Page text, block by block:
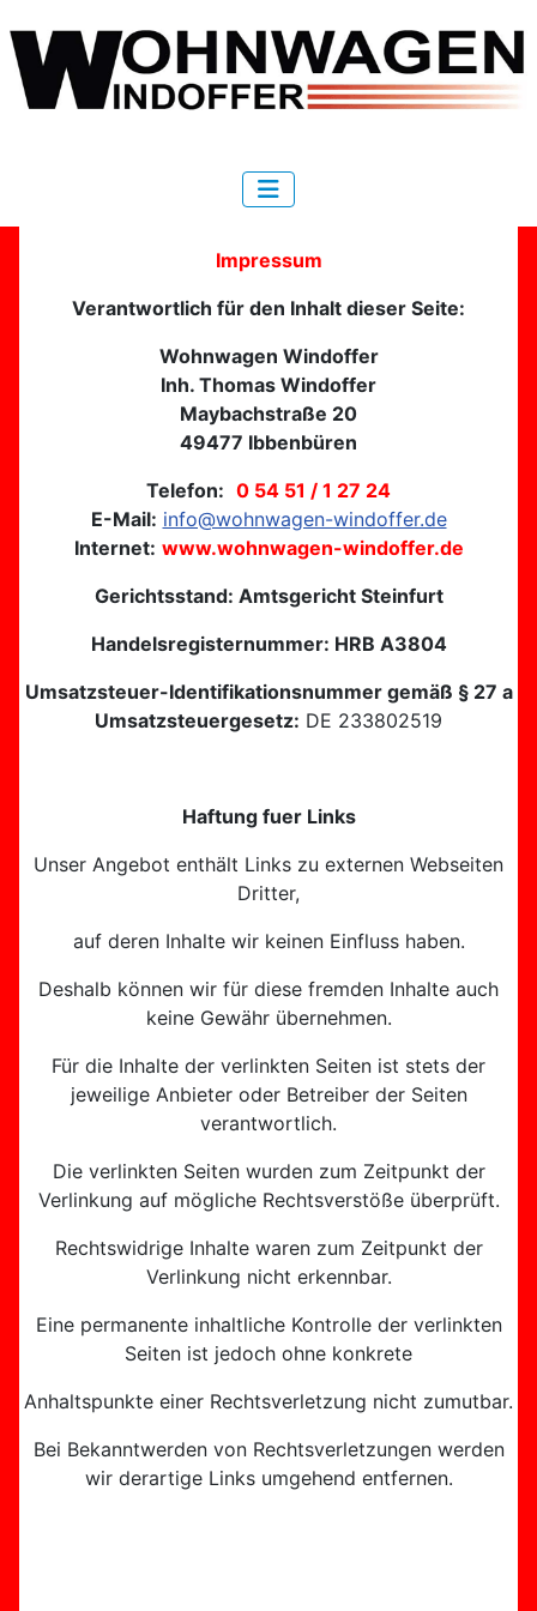
Impressum
Verantwortlich für den Inhalt dieser Seite:
Wohnwagen Windoffer
Inh. Thomas Windoffer
Maybachstraße 20
49477 Ibbenbüren
Telefon: 0 54 51 / 1 27 24
E-Mail: info@wohnwagen-windoffer.de
Internet: www.wohnwagen-windoffer.de
Gerichtsstand: Amtsgericht Steinfurt
Handelsregisternummer: HRB A3804
Umsatzsteuer-Identifikationsnummer gemäß § 27 a
Umsatzsteuergesetz: DE 233802519
Haftung fuer Links
Unser Angebot enthält Links zu externen Webseiten
Dritter,
auf deren Inhalte wir keinen Einfluss haben.
Deshalb können wir für diese fremden Inhalte auch
keine Gewähr übernehmen.
Für die Inhalte der verlinkten Seiten ist stets der
jeweilige Anbieter oder Betreiber der Seiten
verantwortlich.
Die verlinkten Seiten wurden zum Zeitpunkt der
Verlinkung auf mögliche Rechtsverstöße überprüft.
Rechtswidrige Inhalte waren zum Zeitpunkt der
Verlinkung nicht erkennbar.
Eine permanente inhaltliche Kontrolle der verlinkten
Seiten ist jedoch ohne konkrete
Anhaltspunkte einer Rechtsverletzung nicht zumutbar.
Bei Bekanntwerden von Rechtsverletzungen werden
wir derartige Links umgehend entfernen.